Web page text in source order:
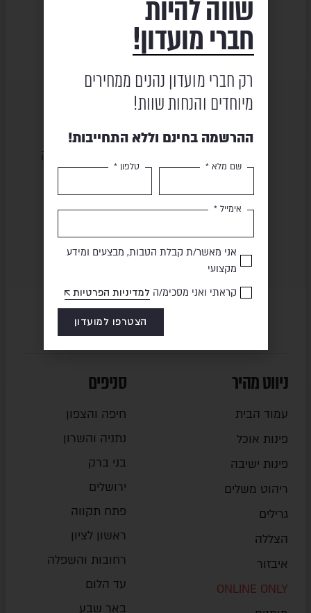
₪4,927
₪2,950
מוצרים באיכות גבוהה
תשלום מאובטח משלוח מהיר
ניווט מהיר
עמוד הבית
פינות אוכל
פינות ישיבה
ריהוט משלים
גרילים
הצללה
איבזור
ONLINE ONLY
סניפים
חיפה והצפון
נתניה והשרון
בני ברק
ירושלים
פתח תקווה
ראשון לציון
רחובות והשפלה
עד הלום
באר שבע
שווה להיות
חברי מועדון!
רק חברי מועדון נהנים ממחירים
מיוחדים והנחות שוות!
ההרשמה בחינם וללא התחייבות!
שם מלא * טלפון *
אימייל *
אני מאשר/ת קבלת הטבות, מבצעים ומידע
מקצועי
קראתי ואני מסכימ/הלמדיניות הפרטיות
הצטרפו למועדון